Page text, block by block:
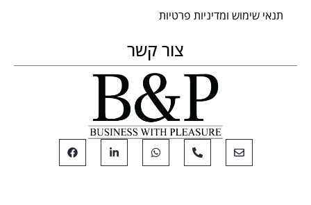
תנאי שימוש ומדיניות פרטיות
צור קשר